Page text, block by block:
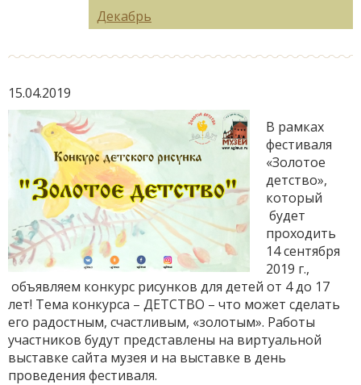
Декабрь
15.04.2019
В рамках
фестиваля
«Золотое
детство»,
который
будет
проходить
14 сентября
2019 г.,
объявляем конкурс рисунков для детей от 4 до 17
лет! Тема конкурса – ДЕТСТВО – что может сделать
его радостным, счастливым, «золотым». Работы
участников будут представлены на виртуальной
выставке сайта музея и на выставке в день
проведения фестиваля.